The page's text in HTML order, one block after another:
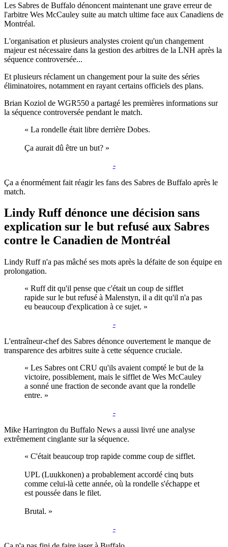
Les Sabres de Buffalo dénoncent maintenant une grave erreur de
l'arbitre Wes McCauley suite au match ultime face aux Canadiens de
Montréal.
L'organisation et plusieurs analystes croient qu'un changement
majeur est nécessaire dans la gestion des arbitres de la LNH après la
séquence controversée...
Et plusieurs réclament un changement pour la suite des séries
éliminatoires, notamment en rayant certains officiels des plans.
Brian Koziol de WGR550 a partagé les premières informations sur
la séquence controversée pendant le match.
« La rondelle était libre derrière Dobes.
Ça aurait dû être un but? »
-
Ça a énormément fait réagir les fans des Sabres de Buffalo après le
match.
Lindy Ruff dénonce une décision sans
explication sur le but refusé aux Sabres
contre le Canadien de Montréal
Lindy Ruff n'a pas mâché ses mots après la défaite de son équipe en
prolongation.
« Ruff dit qu'il pense que c'était un coup de sifflet
rapide sur le but refusé à Malenstyn, il a dit qu'il n'a pas
eu beaucoup d'explication à ce sujet. »
-
L'entraîneur-chef des Sabres dénonce ouvertement le manque de
transparence des arbitres suite à cette séquence cruciale.
« Les Sabres ont CRU qu'ils avaient compté le but de la
victoire, possiblement, mais le sifflet de Wes McCauley
a sonné une fraction de seconde avant que la rondelle
entre. »
-
Mike Harrington du Buffalo News a aussi livré une analyse
extrêmement cinglante sur la séquence.
« C'était beaucoup trop rapide comme coup de sifflet.
UPL (Luukkonen) a probablement accordé cinq buts
comme celui-là cette année, où la rondelle s'échappe et
est poussée dans le filet.
Brutal. »
-